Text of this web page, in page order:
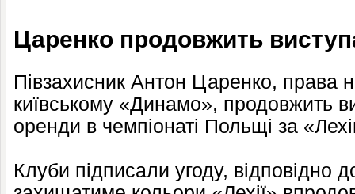
Царенко продовжить
Півзахисник Антон Царенко, права
київському «Динамо», продовжить
оренди в чемпіонаті Польщі за
Клуби підписали угоду, відповідно